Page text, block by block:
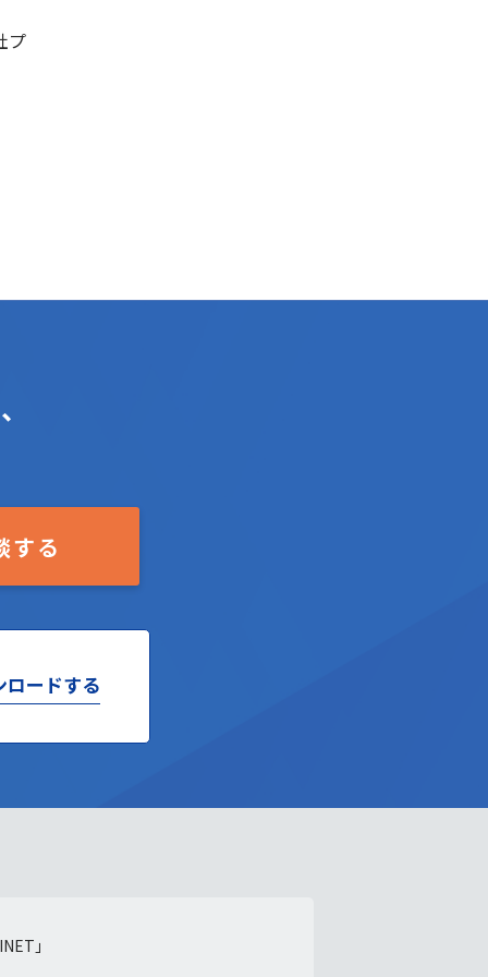
プ
する
ロードする
」